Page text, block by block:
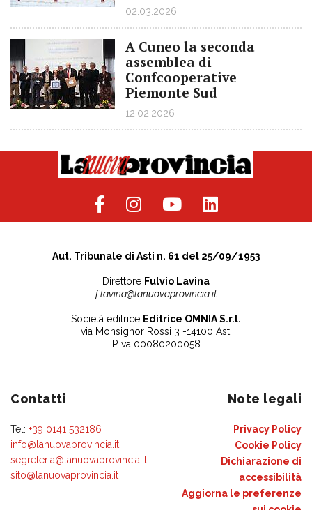
02.03.2026
A Cuneo la seconda
assemblea di
Confcooperative
Piemonte Sud
12.02.2026
Aut. Tribunale di Asti n. 61 del 25/09/1953
Direttore Fulvio Lavina
f.lavina@lanuovaprovincia.it
Società editrice Editrice OMNIA S.r.l.
via Monsignor Rossi 3 -14100 Asti
P.Iva 00080200058
Contatti
Tel: +39 0141 532186
info@lanuovaprovincia.it
segreteria@lanuovaprovincia.it
sito@lanuovaprovincia.it
Note legali
Privacy Policy
Cookie Policy
Dichiarazione di
accessibilità
Aggiorna le preferenze